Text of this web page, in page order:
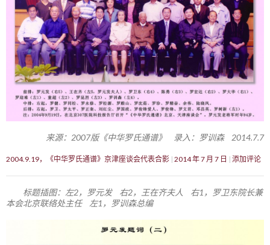
来源：2007版《中华罗氏通谱》 录入：罗训森 2014.7.7
2004.9.19，《中华罗氏通谱》京津座谈会代表合影 2014 年 7 月 7 日 添加评论
标题插图：左2，罗元发 右2，王在齐夫人 右1，罗卫东院长兼
本会北京联络处主任 左1，罗训森总编